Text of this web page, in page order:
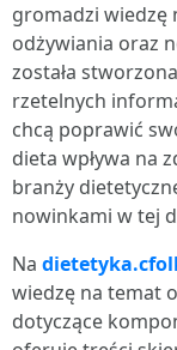
gromadzi wiedzę
odżywiania oraz
została
rzetelnych
chcą poprawić
dieta wpływa na
branży
nowinkami w tej
Na
wiedzę na temat
dotyczące